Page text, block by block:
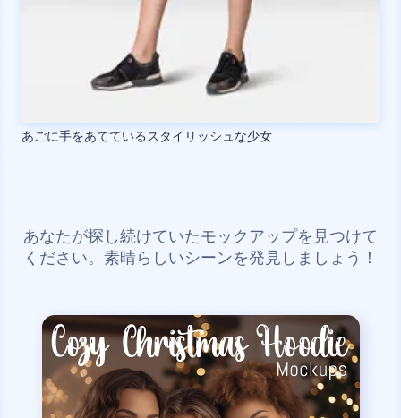
あごに手をあてているスタイリッシュな少女
あなたが探し続けていたモックアップを見つけて
ください。素晴らしいシーンを発見しましょう！